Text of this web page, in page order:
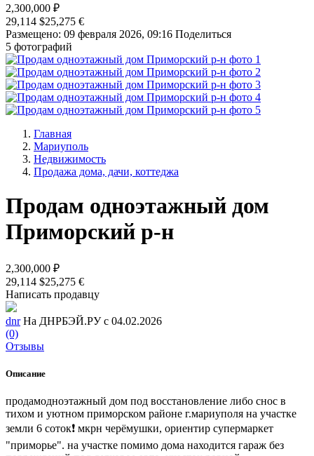
2,300,000 ₽
29,114 $25,275 €
Размещено: 09 февраля 2026, 09:16 Поделиться
5 фотографий
Главная
Мариуполь
Недвижимость
Продажа дома, дачи, коттеджа
Продам одноэтажный дом
Приморский р-н
2,300,000 ₽
29,114 $25,275 €
Написать продавцу
dnr На ДНРБЭЙ.РУ с 04.02.2026
(0)
Отзывы
Описание
продамодноэтажный дом под восстановление либо снос в
тихом и уютном приморском районе г.мариуполя на участке
земли 6 соток❗ мкрн черёмушки, ориентир супермаркет
"приморье". на участке помимо дома находится гараж без